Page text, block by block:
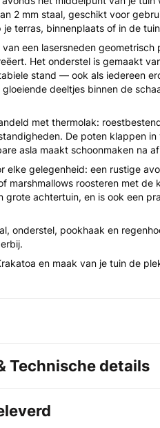
2 mm staal, geschikt voor
terras, binnenplaats of in de
van een lasersneden
Het onderstel is gemaakt
stand — ook als iedereen
deeltjes binnen de
met thermolak:
De poten klappen
asla maakt schoonmaken na
elke gelegenheid: een rustige
marshmallows roosteren met de
grote achtertuin, en is ook een
onderstel, pookhaak en
en maak van je tuin de
Technische details